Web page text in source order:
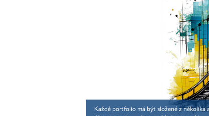
Každé portfolio má být složené z